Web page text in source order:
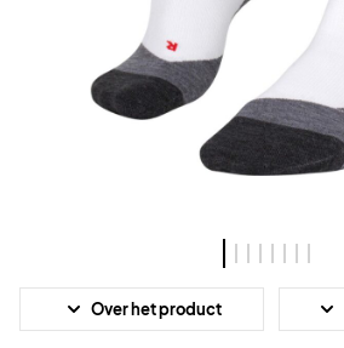
Over het product